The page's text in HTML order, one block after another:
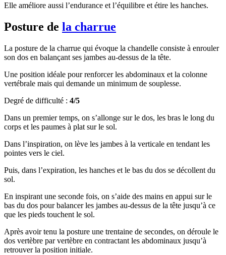
Elle améliore aussi l’endurance et l’équilibre et étire les hanches.
Posture de la charrue
La posture de la charrue qui évoque la chandelle consiste à enrouler
son dos en balançant ses jambes au-dessus de la tête.
Une position idéale pour renforcer les abdominaux et la colonne
vertébrale mais qui demande un minimum de souplesse.
Degré de difficulté : 4/5
Dans un premier temps, on s’allonge sur le dos, les bras le long du
corps et les paumes à plat sur le sol.
Dans l’inspiration, on lève les jambes à la verticale en tendant les
pointes vers le ciel.
Puis, dans l’expiration, les hanches et le bas du dos se décollent du
sol.
En inspirant une seconde fois, on s’aide des mains en appui sur le
bas du dos pour balancer les jambes au-dessus de la tête jusqu’à ce
que les pieds touchent le sol.
Après avoir tenu la posture une trentaine de secondes, on déroule le
dos vertèbre par vertèbre en contractant les abdominaux jusqu’à
retrouver la position initiale.